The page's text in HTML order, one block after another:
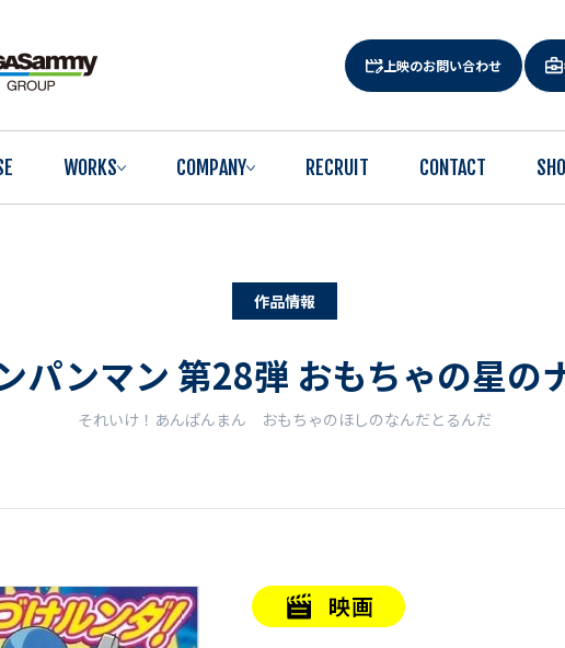
上映のお問い合わせ
WORKS COMPANY RECRUIT CONTACT
作品情報
パンマン 第28弾 おもちゃの星の
それいけ！あんぱんまん おもちゃのほしのなんだとるんだ